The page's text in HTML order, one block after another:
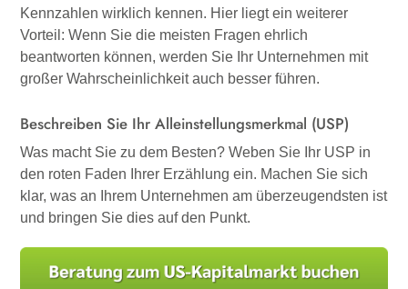
Kennzahlen wirklich kennen. Hier liegt ein weiterer
Vorteil: Wenn Sie die meisten Fragen ehrlich
beantworten können, werden Sie Ihr Unternehmen mit
großer Wahrscheinlichkeit auch besser führen.
Beschreiben Sie Ihr Alleinstellungsmerkmal (USP)
Was macht Sie zu dem Besten? Weben Sie Ihr USP in
den roten Faden Ihrer Erzählung ein. Machen Sie sich
klar, was an Ihrem Unternehmen am überzeugendsten ist
und bringen Sie dies auf den Punkt.